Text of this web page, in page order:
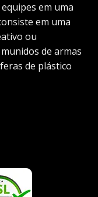
em uma
em uma
ou
de armas
de plástico